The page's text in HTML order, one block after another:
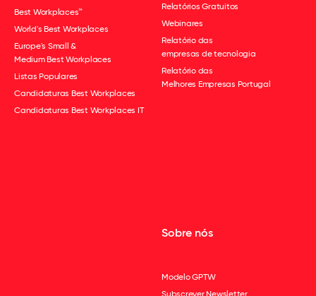
Best Workplaces™
World's Best Workplaces
Europe's Small &
Medium Best Workplaces
Listas Populares
Candidaturas Best Workplaces
Candidaturas Best Workplaces IT
Relatórios Gratuitos
Webinares
Relatório das
empresas de tecnologia
Relatório das
Melhores Empresas Portugal
Sobre nós
Modelo GPTW
Subscrever Newsletter